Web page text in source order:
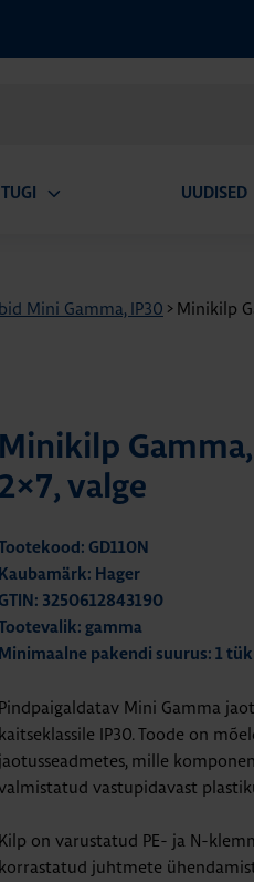
UUDISED
Mini Gamma, IP30 > Minikilp
Minikilp
2×7, valge
GD110N
Kaubamärk: Hager
3250612843190
gamma
Minimaalne pakendi suurus: 1
Pindpaigaldatav Mini Gamma
kaitseklassile IP30. Toode on
jaotusseadmetes, mille
vastupidavast
Kilp on varustatud PE- ja N-
korrastatud juhtmete